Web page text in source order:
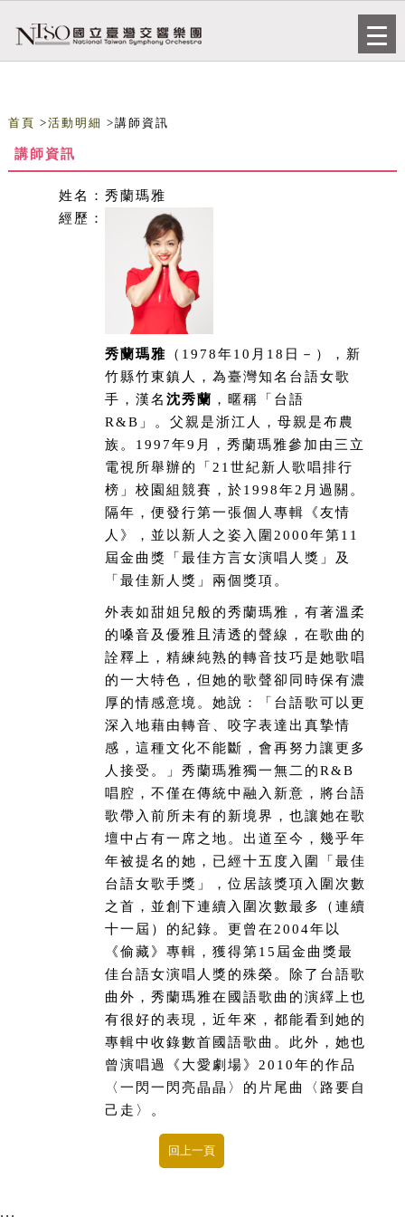
首頁 >活動明細 >講師資訊
講師資訊
姓名： 秀蘭瑪雅
經歷：
秀蘭瑪雅 （1978年10月18日－），新
竹縣竹東鎮人，為臺灣知名台語女歌
手，漢名 沈秀蘭 ，暱稱「台語
R&B」。父親是浙江人，母親是布農
族。1997年9月，秀蘭瑪雅參加由三立
電視所舉辦的「21世紀新人歌唱排行
榜」校園組競賽，於1998年2月過關。
隔年，便發行第一張個人專輯《友情
人》，並以新人之姿入圍2000年第11
屆金曲獎「最佳方言女演唱人獎」及
「最佳新人獎」兩個獎項。
外表如甜姐兒般的秀蘭瑪雅，有著溫柔
的嗓音及優雅且清透的聲線，在歌曲的
詮釋上，精練純熟的轉音技巧是她歌唱
的一大特色，但她的歌聲卻同時保有濃
厚的情感意境。她說：「台語歌可以更
深入地藉由轉音、咬字表達出真摯情
感，這種文化不能斷，會再努力讓更多
人接受。」秀蘭瑪雅獨一無二的R&B
唱腔，不僅在傳統中融入新意，將台語
歌帶入前所未有的新境界，也讓她在歌
壇中占有一席之地。出道至今，幾乎年
年被提名的她，已經十五度入圍「最佳
台語女歌手獎」，位居該獎項入圍次數
之首，並創下連續入圍次數最多（連續
十一屆）的紀錄。更曾在2004年以
《偷藏》專輯，獲得第15屆金曲獎最
佳台語女演唱人獎的殊榮。除了台語歌
曲外，秀蘭瑪雅在國語歌曲的演繹上也
有很好的表現，近年來，都能看到她的
專輯中收錄數首國語歌曲。此外，她也
曾演唱過《大愛劇場》2010年的作品
〈一閃一閃亮晶晶〉的片尾曲〈路要自
己走〉。